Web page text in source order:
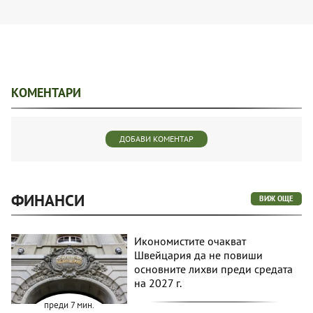
КОМЕНТАРИ
ДОБАВИ КОМЕНТАР
ФИНАНСИ ВИЖ ОЩЕ
преди 7 мин.
Икономистите очакват
Швейцария да не повиши
основните лихви преди средата
на 2027 г.